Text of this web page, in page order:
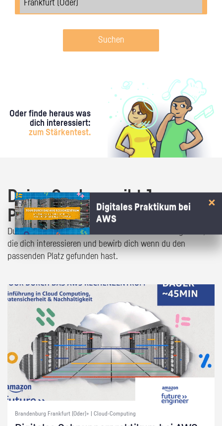
Suchen
Oder finde heraus was
dich interessiert:
zum Stärkentest.
Deine Suche ergibt 1
Praktikumsangebot!
Du bist fast da! Klick dich durch die Praktikumsangebote,
die dich interessieren und bewirb dich wenn du den
passenden Platz gefunden hast.
Brandenburg Frankfurt (Oder)+ | Cloud-Computing
Digitales Praktikum bei
AWS